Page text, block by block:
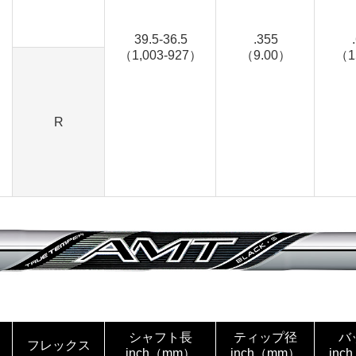
39.5-36.5
（1,003-927）
.355
（9.00）
（
R
フレックス
シャフト長
ティップ径
バ